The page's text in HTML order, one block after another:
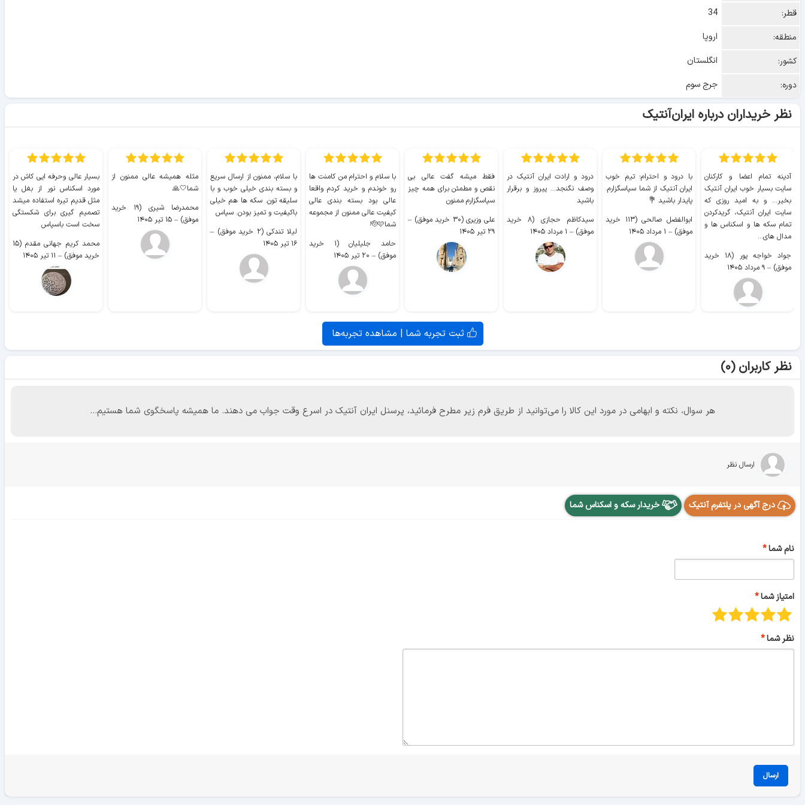
قطر:
34
منطقه:
اروپا
کشور:
انگلستان
دوره:
جرج سوم
نظر خریداران درباره ایران‌آنتیک
آدینه تمام اعضا و کارکنان
سایت بسیار خوب ايران آنتیک
بخیر... و به امید روزی که
سایت ايران آنتیک، گریدکردن
تمام سکه ها و اسکناس ها و
مدال های...
جواد خواجه پور (۱۸ خرید
موفق) – ۹ مرداد ۱۴۰۵
با درود و احترام؛ تیم خوب
ایران آنتیک از شما سپاسگزارم.
پایدار باشید 💐
ابوالفضل صالحی (۱۱۳ خرید
موفق) – ۱ مرداد ۱۴۰۵
درود و ارادت ایران آنتیک در
وصف نگنجد... پیروز و برقرار
باشید
سیدکاظم حجازی (۸ خرید
موفق) – ۱ مرداد ۱۴۰۵
فقط میشه گفت عالی بی
نقص و مطمئن برای همه چیز
سپاسگزارم ممنون
علی وزیری (۳۰ خرید موفق)
–
۲۹ تیر ۱۴۰۵
با سلام و احترام من کامنت ها
رو خوندم و خرید کردم واقعا
عالی بود بسته بندی عالی
کیفیت عالی ممنون از مجموعه
شما🫡🩷
حامد جلیلیان (۱ خرید
موفق) – ۲۰ تیر ۱۴۰۵
با سلام، ممنون از ارسال سریع
و بسته بندی خیلی خوب و با
سلیقه تون. سکه ها هم خیلی
باکیفیت و تمیز بودن. سپاس
لیلا تندکی (۲ خرید موفق)
–
۱۶ تیر ۱۴۰۵
مثله همیشه عالی ممنون از
شما🤍🙏
محمدرضا شیری (۱۹ خرید
موفق) – ۱۵ تیر ۱۴۰۵
بسیار عالی وحرفه ایی کاش در
مورد اسکناس نور از بغل یا
مثل قدیم تیره استفاده میشد
تصمیم گیری برای شکستگی
سخت است باسپاس
محمد کریم جهانی مقدم (۱۵
خرید موفق) – ۱۱ تیر ۱۴۰۵
ثبت تجربه شما | مشاهده تجربه‌ها
نظر کاربران (۰)
هر سوال، نکته و ابهامی در مورد این کالا را می‌توانید از طریق فرم زیر مطرح فرمائید، پرسنل ایران آنتیک در اسرع وقت جواب می دهند. ما همیشه پاسخگوی شما هستیم...
ارسال نظر
درج آگهی در پلتفرم آنتیک خریدار سکه و اسکناس شما
نام شما
امتیاز شما
نظر شما
ارسال